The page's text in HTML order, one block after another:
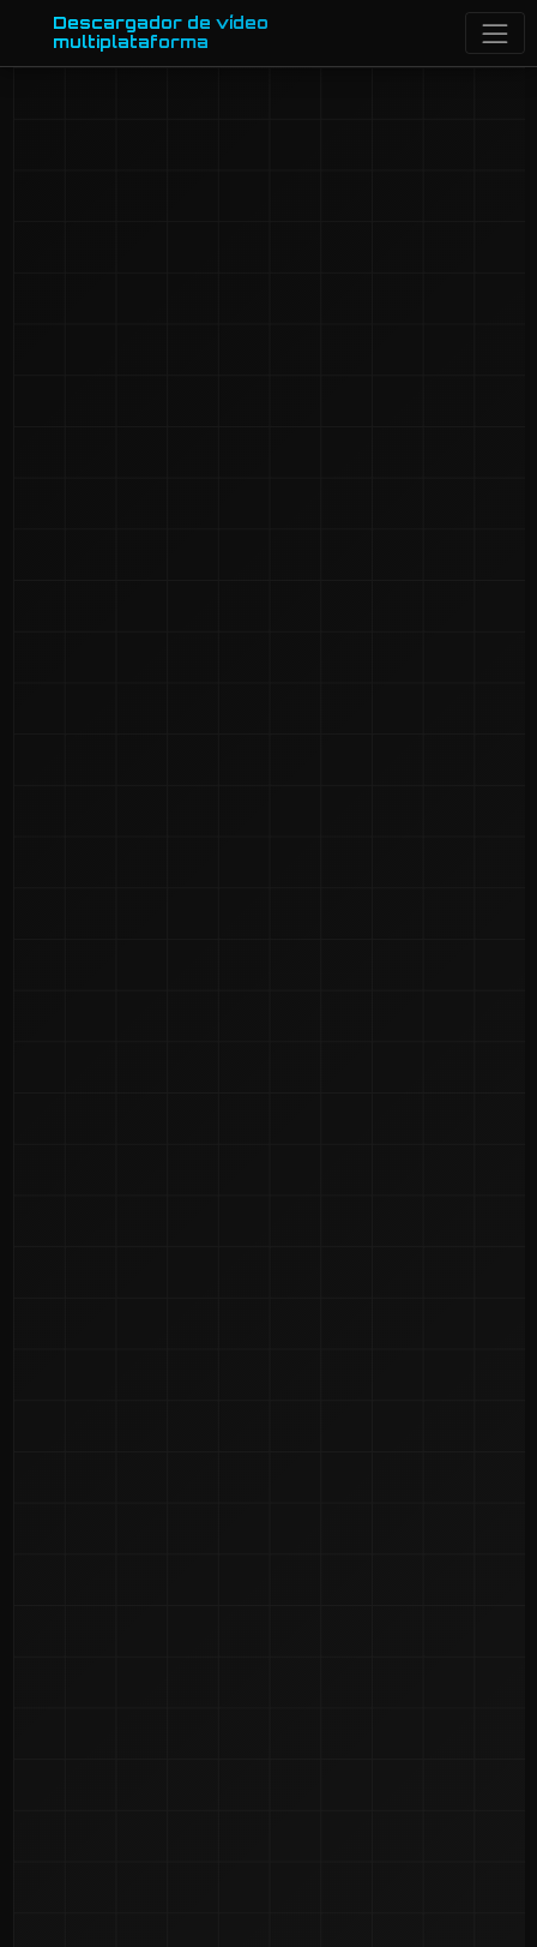
Descargador de vídeo
multiplataforma